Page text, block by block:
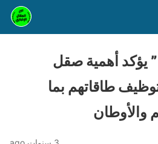
يؤكد أهمية صقل
طاقاتهم بما
والأوطان